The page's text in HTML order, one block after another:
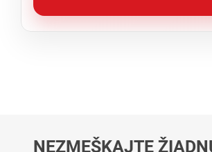
NEZMEŠKAJTE